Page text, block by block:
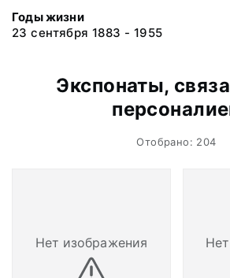
Годы жизни
23 сентября 1883 - 1955
Экспонаты,
Отобрано: 204
Нет изображения